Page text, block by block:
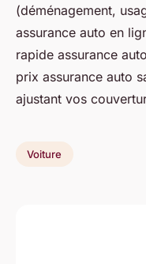
(déménagement,
assurance auto en
rapide assurance
prix assurance auto
ajustant vos
Voiture